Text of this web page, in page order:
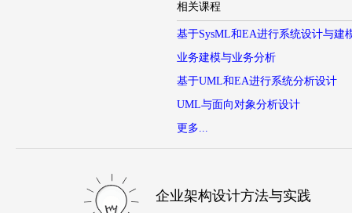
相关课程
基于SysML和EA进行系统设计与建
业务建模与业务分析
基于UML和EA进行系统分析设计
UML与面向对象分析设计
更多...